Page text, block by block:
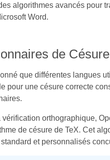
algorithmes avancés pour
Word.
de Césure
que différentes langues
pour une césure correcte
vérification orthographique,
de césure de TeX. Cet
et personnalisés